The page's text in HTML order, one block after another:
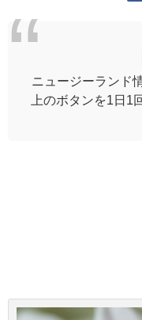
ニュージーランド
上のボタンを1日1